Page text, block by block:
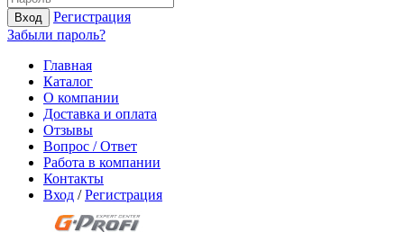
Вход
Регистрация
Забыли пароль?
Главная
Каталог
О компании
Доставка и оплата
Отзывы
Вопрос / Ответ
Работа в компании
Контакты
Вход /Регистрация